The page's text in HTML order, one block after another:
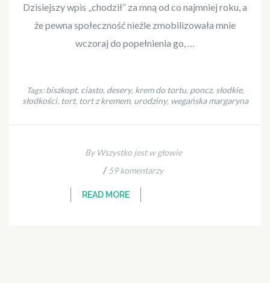
Dzisiejszy wpis „chodził” za mną od co najmniej roku, a
że pewna społeczność nieźle zmobilizowała mnie
wczoraj do popełnienia go, …
Tags:biszkopt, ciasto, desery, krem do tortu, poncz, słodkie,
słodkości, tort, tort z kremem, urodziny, wegańska margaryna
By Wszystko jest w głowie
/ 59 komentarzy
READ MORE